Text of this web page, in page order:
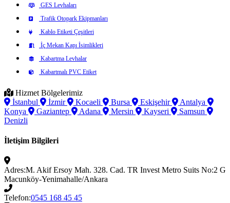
GES Levhaları
Trafik Otopark Ekipmanları
Kablo Etiketi Çeşitleri
İç Mekan Kapı İsimlikleri
Kabartma Levhalar
Kabartmalı PVC Etiket
Hizmet Bölgelerimiz
İstanbul
İzmir Kocaeli Bursa Eskişehir
Antalya
Konya
Gaziantep Adana Mersin Kayseri
Samsun
Denizli
İletişim Bilgileri
Adres:M. Akif Ersoy Mah. 328. Cad. TR Invest Metro Suits No:2 G
Macunköy-Yenimahalle/Ankara
Telefon:0545 168 45 45